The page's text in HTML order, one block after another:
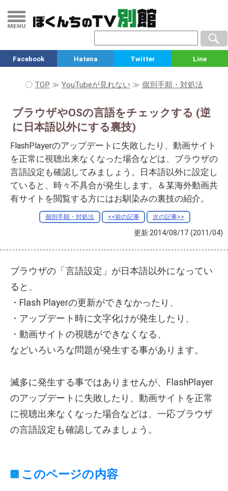
Facebook Hatena Twitter Line
〇 TOP ≫ YouTubeが見れない ≫ 個別手順・対処法
ブラウザやOSの言語をチェックする (逆
に日本語以外にする裏技)
FlashPlayerのアップデートに失敗したり、動画サイト
を正常に視聴出来なくなった場合などは、ブラウザの
言語設定も確認してみましょう。日本語以外に設定し
ていると、時々不具合が発生します。＆某海外動画共
有サイトを閲覧する方にはお馴染みの裏技の紹介。
個別手順・対処法 <<前の記事 次の記事>>
更新:2014/08/17 (2011/04)
ブラウザの「言語設定」が日本語以外になってい
ると、
・Flash Playerの更新ができなかったり、
・アップデート時に文字化けが発生したり、
・動画サイトの視聴ができなくなる、
などいろいろな問題が発生する事があります。
滅多に発生する事ではありませんが、FlashPlayer
のアップデートに失敗したり、動画サイトを正常
に視聴出来なくなった場合などは、一応ブラウザ
の言語設定も確認してみましょう。
このページの内容